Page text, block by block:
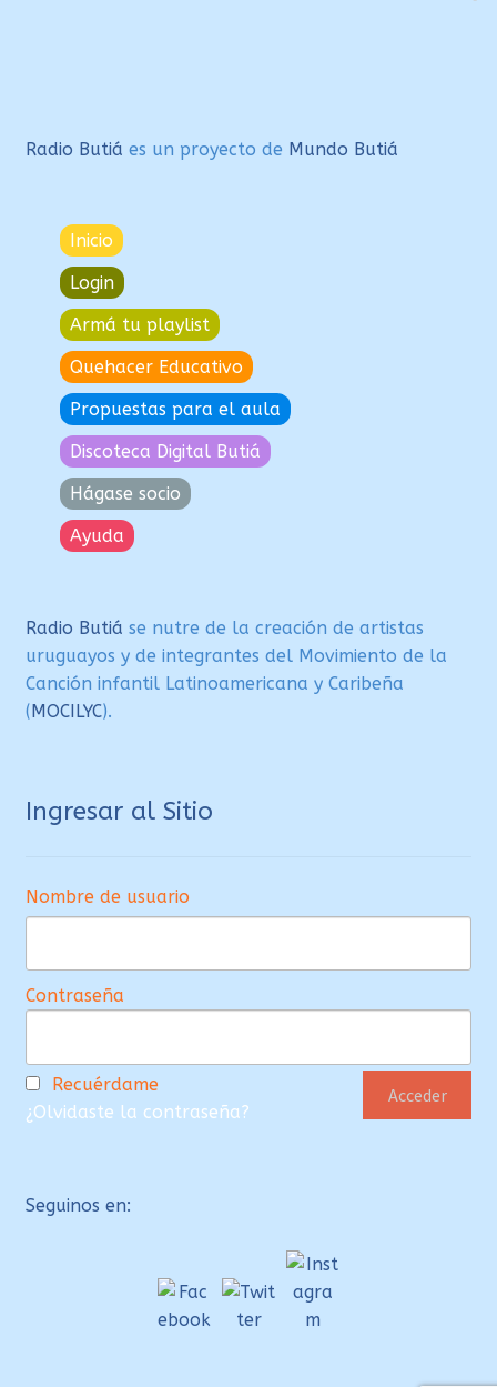
Radio Butiá es un proyecto de Mundo Butiá
Inicio
Login
Armá tu playlist
Quehacer Educativo
Propuestas para el aula
Discoteca Digital Butiá
Hágase socio
Ayuda
Radio Butiá se nutre de la creación de artistas
uruguayos y de integrantes del Movimiento de la
Canción infantil Latinoamericana y Caribeña
( MOCILYC).
Ingresar al Sitio
Nombre de usuario
Contraseña
Recuérdame
¿Olvidaste la contraseña?
Seguinos en: